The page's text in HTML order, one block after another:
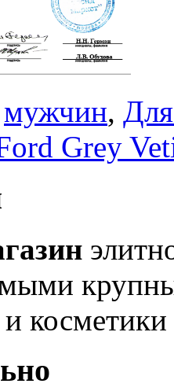
мужчин,
Grey